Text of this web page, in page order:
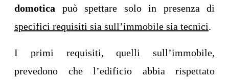
domotica può spettare solo in presenza di
specifici requisiti sia sull’immobile sia tecnici.
I primi requisiti, quelli sull’immobile,
prevedono che l’edificio abbia rispettato